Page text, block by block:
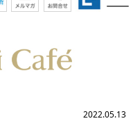
2022.05.13